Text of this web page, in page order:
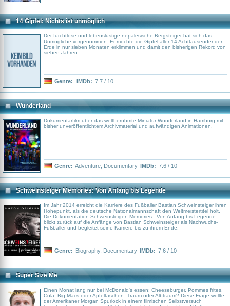
14 Gipfel: Nichts ist unmöglich
Der furchtlose und lebenslustige nepalesische Bergsteiger hat sich das
Unmögliche vorgenommen: Er möchte die Gipfel aller 14 Achttausender der
Erde in nur sieben Monaten erklimmen und damit den bisherigen Rekord von
sieben Jahren ...
Genre: IMDb: 7.7 / 10
Wunderland
Dokumentarfilm über das weltberühmte Miniatur-Wunderland in Hamburg mit
bisher unveröffentlichtem Archivmaterial und aufwändigen Animationen.
Genre: Adventure Documentary IMDb: 7.6 / 10
Schweinsteiger Memories: Von Anfang bis Legende
Im Jahr 2014 erreicht die Karriere des Fußballer Bastian Schweinsteiger ihren
Höhepunkt, als die deutsche Nationalmannschaft den Weltmeistertitel holt.
Die Dokumentation Schweinsteiger: Memories - Von Anfang bis Legende
blickt zurück auf die Anfänge von Bastian Schweinsteiger als Nachwuchs-
Fußballer und begleitet seine Karriere bis zu ihrem Ende.
Genre: Biography, Documentary IMDb: 7.6 / 10
Super Size Me
Einen Monat lang nur bei McDonald's essen: Cheeseburger, Pommes frites,
Cola, Big Macs oder Apfeltaschen. Traum oder Albtraum? Diese Frage wollte
der Amerikaner Morgan Spurlock in einem filmischen Selbstversuch